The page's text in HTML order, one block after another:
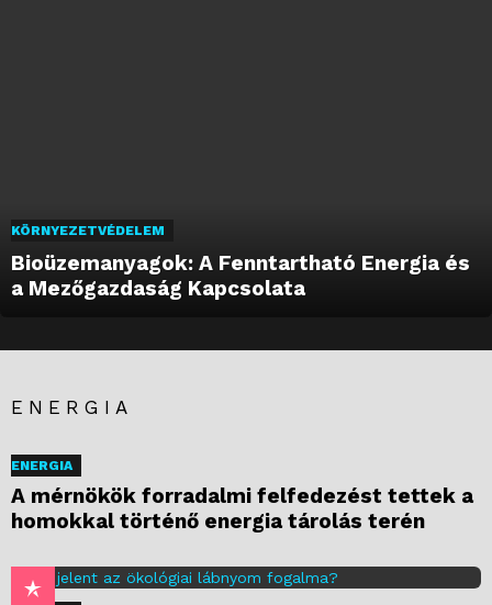
KÖRNYEZETVÉDELEM
Bioüzemanyagok: A Fenntartható Energia és
a Mezőgazdaság Kapcsolata
ENERGIA
ENERGIA
A mérnökök forradalmi felfedezést tettek a
homokkal történő energia tárolás terén